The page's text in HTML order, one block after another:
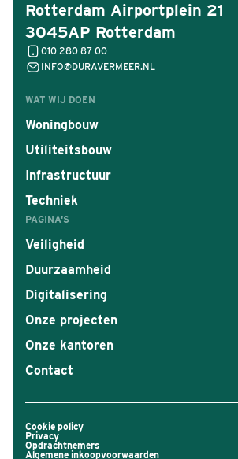
WAT WIJ DOEN
Woningbouw
Utiliteitsbouw
Infrastructuur
Techniek
PAGINA'S
Veiligheid
Duurzaamheid
Digitalisering
Onze projecten
Onze kantoren
Contact
Rotterdam Airportplein 21
3045AP Rotterdam
010 280 87 00
INFO@DURAVERMEER.NL
Cookie policy
Privacy
Opdrachtnemers
Algemene inkoopvoorwaarden